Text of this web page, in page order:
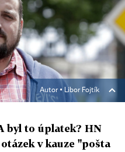
Autor ▪ Libor Fojtík
byl to úplatek? HN
v kauze "pošta